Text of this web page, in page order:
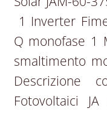
1 Inverter
Q monofase 1
smaltimento
Descrizione
Fotovoltaici JA